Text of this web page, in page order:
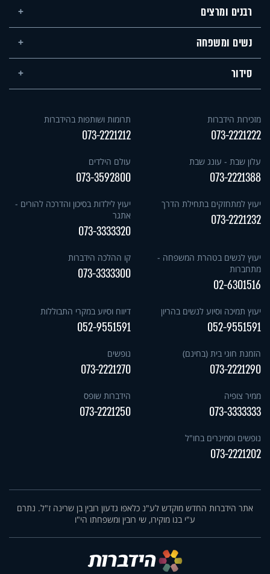
רבנים ומרצים
נשים ומשפחה
סידור
מזכירות הידברות
073-2221222
תרומות ושותפות בהידברות
073-2221212
עלון שבת - עונג שבת
073-2221388
עולם הילדים
073-3592800
יעוץ למתחזקים בתחילת הדרך
073-2221232
יעוץ לילדות בסיכון והדרכה להורים -
אתגר
073-3333320
יעוץ לנשים בטהרת המשפחה -
מתחברות
02-6301516
קו ההלכה הידברות
073-3333300
יעוץ תמיכה וסיוע לנשים בהריון
052-9551591
דיווח וסיוע במקרי התבוללות
052-9551591
הזמנת חוגי בית (בחינם)
073-2221290
נופשים
073-2221270
ממיר צופיה
073-3333333
הידברות שופס
073-2221250
נופשים וסמינרים בחו"ל
073-2221202
אתר הידברות החדש מוקדש לע"נ כלאפו גדעון רובין בן שרינה ז"ל. נתרם
ע"י בנו מוקירו, שי רובין ומשפחתו הי"ו